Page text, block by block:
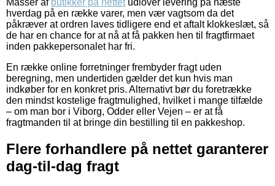
hverdag på en række varer, men vær vagtsom da det
påkræver at ordren laves tidligere end et aftalt klokkeslæt, så
de har en chance for at nå at få pakken hen til fragtfirmaet
inden pakkepersonalet har fri.
En række online forretninger frembyder fragt uden
beregning, men undertiden gælder det kun hvis man
indkøber for en konkret pris. Alternativt bør du foretrække
den mindst kostelige fragtmulighed, hvilket i mange tilfælde
– om man bor i Viborg, Odder eller Vejen – er at få
fragtmanden til at bringe din bestilling til en pakkeshop.
Flere forhandlere på nettet garanterer
dag-til-dag fragt